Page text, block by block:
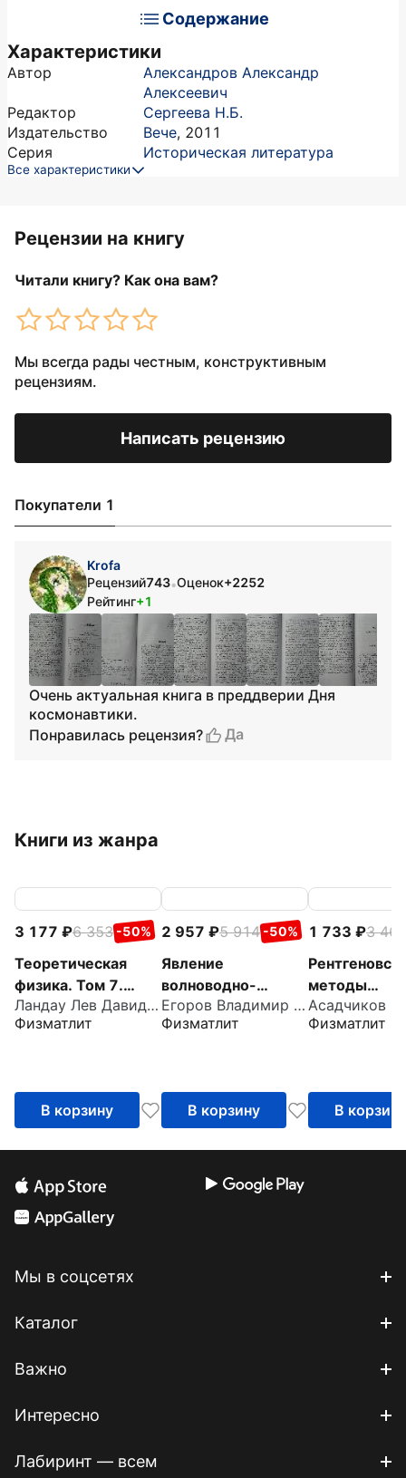
Содержание
Характеристики
Автор
Александров Александр
Алексеевич
Редактор
Сергеева Н.Б.
Издательство
Вече, 2011
Серия
Историческая литература
Все характеристики
Рецензии на книгу
Читали книгу? Как она вам?
Мы всегда рады честным, конструктивным
рецензиям.
Написать рецензию
Покупатели 1
Krofa
Рецензий743•Оценок+2252
Рейтинг+1
Очень актуальная книга в преддверии Дня
космонавтики.
Понравилась рецензия?
Да
Книги из жанра
3 177 6 353 -50%
Теоретическая
физика. Том 7.
Теория упругости.
Учебное пособие
Ландау Лев Давидович
Физматлит
В корзину
2 957 5 914 -50%
Явление
волноводно-
резонансного
распространения
Егоров Владимир Константинович
Физматлит
В корзину
1 733
3 465
методы
частично
Физматлит
В корзину
Мы в соцсетях
Каталог
Важно
Интересно
Лабиринт — всем